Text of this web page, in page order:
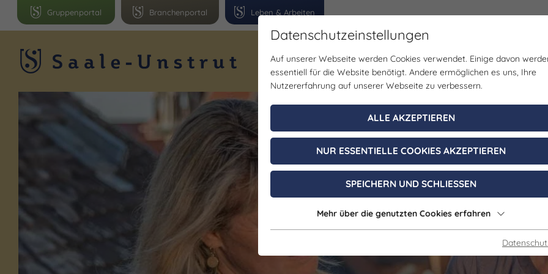
Leben & Arbeiten
Branchenportal
Gruppenportal
Region Erlebnisse Veranstaltungen Planen
Datenschutzeinstellungen
Auf unserer Webseite werden Cookies verwendet. Einige davon
essentiell für die Website benötigt. Andere ermöglichen es uns, Ihre
Nutzererfahrung auf unserer Webseite zu verbessern.
ALLE AKZEPTIEREN
NUR ESSENTIELLE COOKIES AKZEPTIEREN
SPEICHERN UND SCHLIESSEN
Mehr über die genutzten Cookies erfahren